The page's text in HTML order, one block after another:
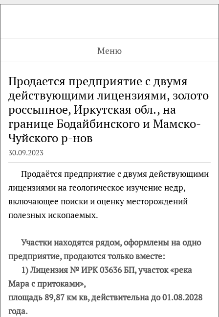
Меню
Продается предприятие с двумя
действующими лицензиями, золото
россыпное, Иркутская обл., на
границе Бодайбинского и Мамско-
Чуйского р-нов
30.09.2023
Продаётся предприятие с двумя действующими
лицензиями на геологическое изучение недр,
включающее поиски и оценку месторождений
полезных ископаемых.
Участки находятся рядом, оформлены на одно
предприятие, продаются только вместе:
1) Лицензия № ИРК 03636 БП, участок «река
Мара с притоками»,
площадь 89,87 км кв, действительна до 01.08.2028
года.